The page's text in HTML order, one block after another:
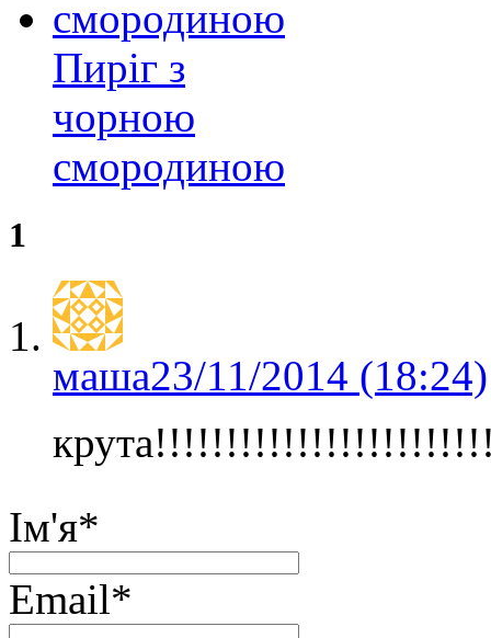
Пиріг з
чорною
смородиною
1
маша23/11/2014 (18:24)
Ім'я*
Email*